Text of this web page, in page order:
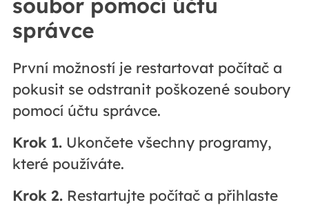
soubor pomocí účtu
správce
První možností je restartovat počítač a
pokusit se odstranit poškozené soubory
pomocí účtu správce.
Krok 1.Ukončete všechny programy,
které používáte.
Krok 2.Restartujte počítač a přihlaste